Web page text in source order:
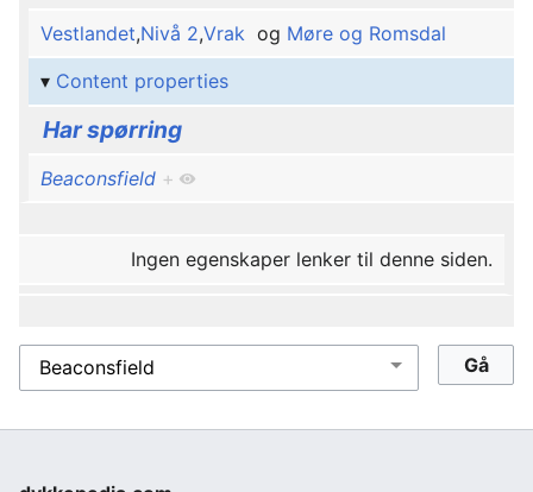
Vestlandet,Nivå 2,Vrakog Møre og Romsdal
Content properties
Har spørring
Beaconsfield +
Ingen egenskaper lenker til denne siden.